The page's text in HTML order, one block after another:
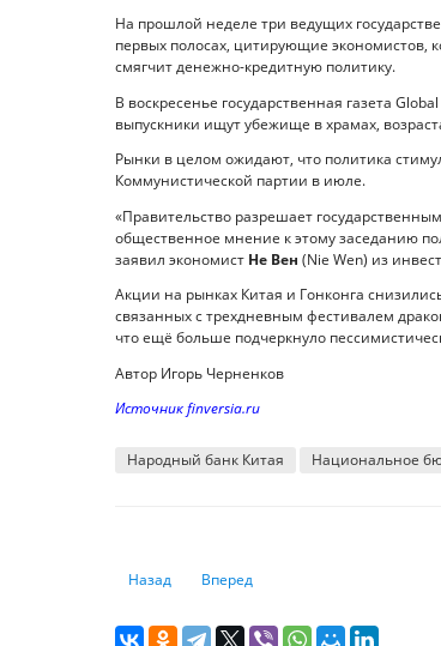
На прошлой неделе три ведущих
первых полосах, цитирующие экономистов,
смягчит денежно-кредитную политику.
В воскресенье государственная газета
выпускники ищут убежище в храмах,
Рынки в целом ожидают, что политика
Коммунистической партии в июле.
«Правительство разрешает
общественное мнение к этому заседанию
заявил экономист Не Вен (Nie Wen) из
Акции на рынках Китая и Гонконга
связанных с трехдневным фестивалем
что ещё больше подчеркнуло
Автор Игорь Черненков
Источник finversia.ru
Народный банк Китая Национальное
Предыдущий: Европейской экономике
Назад Следующий: Нефтяная
Вперед